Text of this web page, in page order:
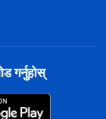
गर्नुहोस्